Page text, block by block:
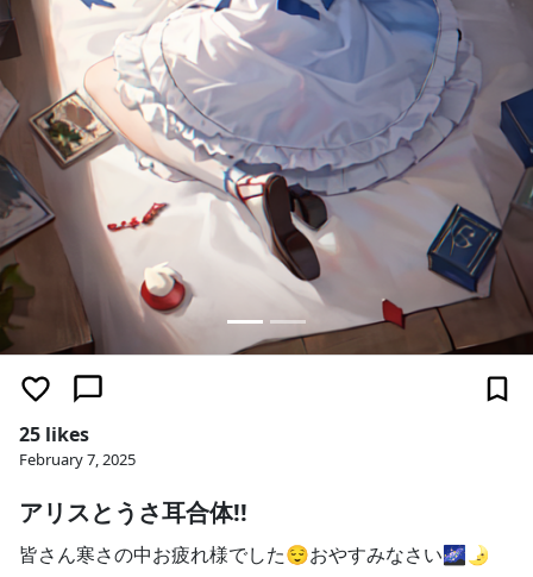
25 likes
February 7, 2025
アリスとうさ耳合体!!
皆さん寒さの中お疲れ様でした😌おやすみなさい🌌🌛